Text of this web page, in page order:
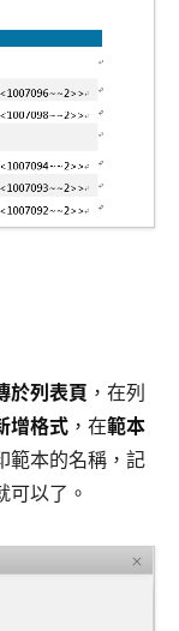
於列表頁 ，在列
增格式 ，在範本
範本的名稱，記
可以了。